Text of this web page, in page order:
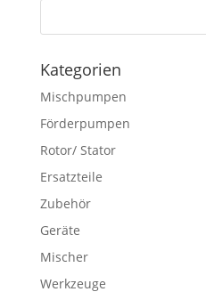
Kategorien
Mischpumpen
Förderpumpen
Rotor/ Stator
Ersatzteile
Zubehör
Geräte
Mischer
Werkzeuge